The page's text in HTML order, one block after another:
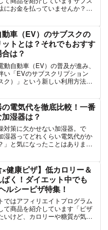
にお金を払っていませんか？あ
ますか？NetflixやAmazonプライ
動車（EV）のサブスクの
ットとは？それでもおすす
は？
動自動車（EV）の普及が進み、
い「EVのサブスクリプション
ク）」という新しい利用方法も
リット も存在します。今回は、
クの「...
の電気代を徹底比較！一番
湿器は？
対策に欠かせない加湿器。で
湿器ってどれくらい電気代がか
」と気になったことはありませ
電気代を比較しながら、コスパ
すすめモデルをご紹...
×健康ピザ】低カロリー＆
く！ダイエット中でも
ルシーピザ特集！
ではアフィリエイトプログラム
て商品を紹介しています「ピザ
いけど、カロリーや糖質が気に